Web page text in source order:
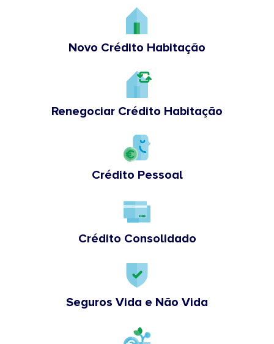
Novo Crédito Habitação
Renegociar Crédito Habitação
Crédito Pessoal
Crédito Consolidado
Seguros Vida e Não Vida